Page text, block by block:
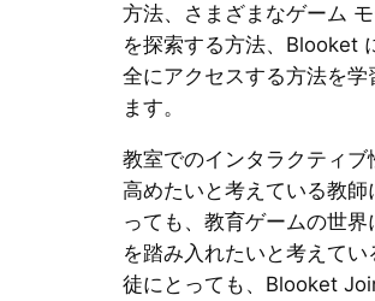
方法、さまざまなゲーム
を探索する方法、Blooket
全にアクセスする方法を学
ます。
教室でのインタラクティブ
高めたいと考えている教師
っても、教育ゲームの世界
を踏み入れたいと考えてい
徒にとっても、Blooket